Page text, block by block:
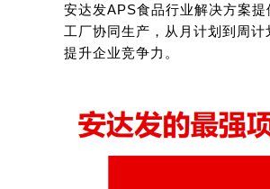
安达发APS食品行业解决方案
工厂协同生产，从月计划到周
提升企业竞争力。